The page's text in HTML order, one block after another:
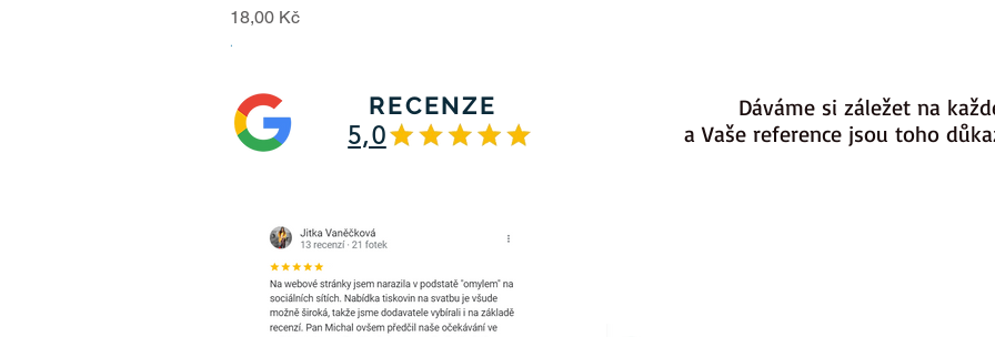
Cena
18,00 Kč
.
RECENZE
5,0
Dáváme si záležet na
a Vaše reference jsou toho